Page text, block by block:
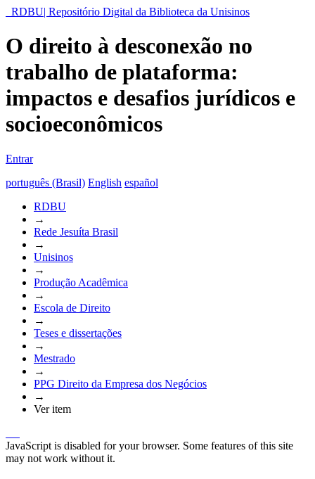
RDBU| Repositório Digital da Biblioteca da Unisinos
O direito à desconexão no
trabalho de plataforma:
impactos e desafios jurídicos e
socioeconômicos
Entrar
português (Brasil) English español
RDBU
→
Rede Jesuíta Brasil
→
Unisinos
→
Produção Acadêmica
→
Escola de Direito
→
Teses e dissertações
→
Mestrado
→
PPG Direito da Empresa dos Negócios
→
Ver item
JavaScript is disabled for your browser. Some features of this site
may not work without it.